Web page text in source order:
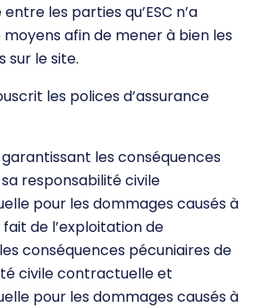
les parties qu’ESC n’a
moyens afin de mener à bien les
sur le site.
les polices d’assurance
les conséquences
responsabilité civile
pour les dommages causés à
de l’exploitation de
conséquences pécuniaires de
civile contractuelle et
pour les dommages causés à